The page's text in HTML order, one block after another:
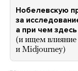
Нобелевскую
за
а при чем
(и ищем влияние
и Midjourney)